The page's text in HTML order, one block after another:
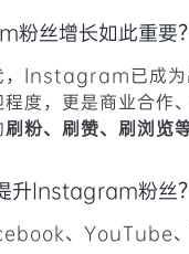
丝增长如此重要？
，Instagram已成为
度，更是商业合作
刷粉、刷赞、刷浏览
升Instagram粉丝？
、YouTube